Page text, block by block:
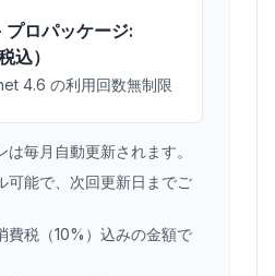
ロパッケージ:
込）
4.6 の利用回数無制限
毎月自動更新されます。
能で、次回更新日までご
税（10%）込みの金額で